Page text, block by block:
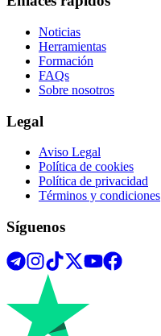
Noticias
Herramientas
Formación
FAQs
Sobre nosotros
Legal
Aviso Legal
Política de cookies
Política de privacidad
Términos y condiciones
Síguenos